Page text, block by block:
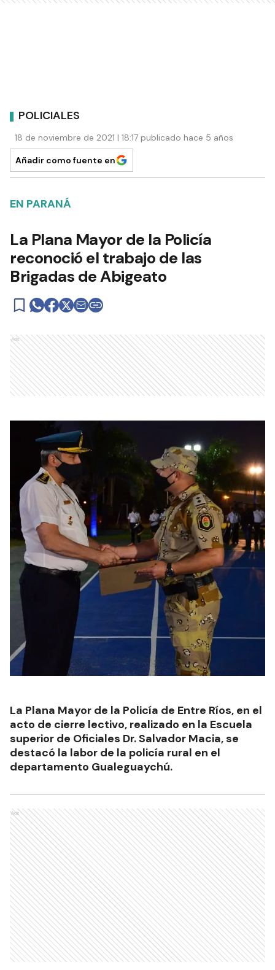
POLICIALES
18 de noviembre de 2021 | 18:17 publicado hace 5 años
Añadir como fuente en
EN PARANÁ
La Plana Mayor de la Policía
reconoció el trabajo de las
Brigadas de Abigeato
Ads
La Plana Mayor de la Policía de Entre Ríos, en el
acto de cierre lectivo, realizado en la Escuela
superior de Oficiales Dr. Salvador Macia, se
destacó la labor de la policía rural en el
departamento Gualeguaychú.
Ads